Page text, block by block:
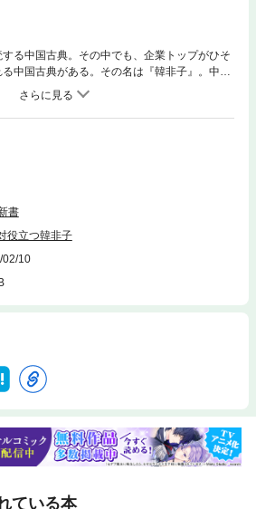
る中国古典。その中でも、企業トップがひそ
中国古典がある。その名は『韓非子』。中国
孫子の兵法』を座右の書としてあげる人物は
読しているという人は少ない。その最大の理
の思想である「人間不信の哲学」にある。
物である」「決して情に流されてはならな
き叡智が詰まっている。本書では、中国古典
やすい口語訳と解説で、この『韓非子』を現
部下を操り、組織を思い通りに動かす裏ノ
成する、しないは別として、リーダーであれ
書
役立つ韓非子
02/10
ている本